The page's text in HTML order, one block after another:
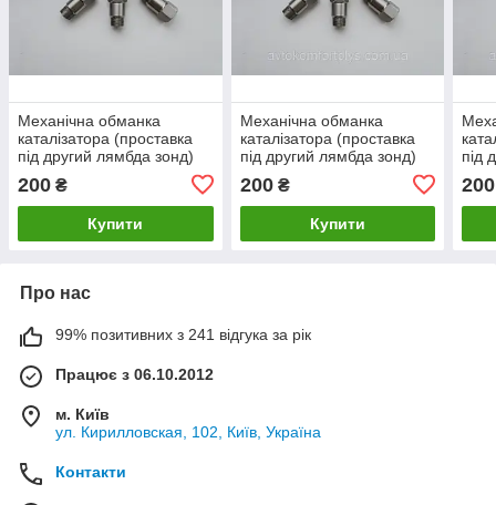
Механічна обманка
каталізатора (проставка
під другий лямбда зонд)
200 ₴
Купити
Механічна обманка
каталізатора (проставка
під другий лямбда зонд)
(Альфа Ромео)
200₴
Купити
під
200
Про нас
99% позитивних з 241 відгука за рік
Працює з 06.10.2012
м. Київ
ул. Кирилловская, 102, Київ, Україна
Контакти